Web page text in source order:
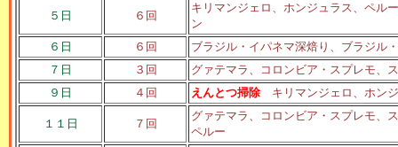
５日 ６回
キリマンジェロ、ホンジュラス、ペル
ン
６日
６回
ブラジル・イパネマ深焙り、ブラジル
７日
３回
グァテマラ、コロンビア・スプレモ、
９日
４回 えんとつ掃除 キリマンジェロ、ホン
１１日 ７回
グァテマラ、コロンビア・スプレモ、
ペルー